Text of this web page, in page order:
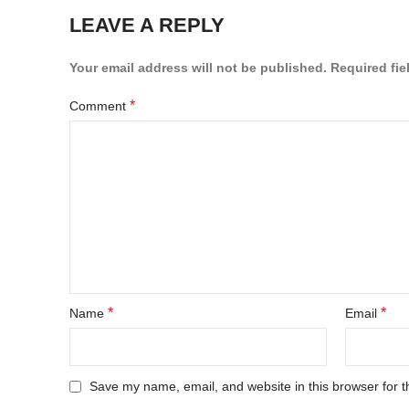
LEAVE A REPLY
Your email address will not be published. Required
Comment *
Name * Email*
Save my name, email, and website in this browser for